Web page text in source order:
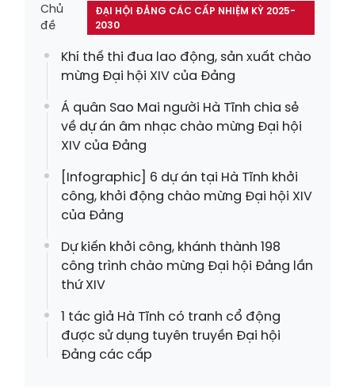
Chủ
đề
ĐẠI HỘI ĐẢNG CÁC CẤP NHIỆM KỲ 2025-
2030
Khí thế thi đua lao động, sản xuất chào
mừng Đại hội XIV của Đảng
Á quân Sao Mai người Hà Tĩnh chia sẻ
về dự án âm nhạc chào mừng Đại hội
XIV của Đảng
[Infographic] 6 dự án tại Hà Tĩnh khởi
công, khởi động chào mừng Đại hội XIV
của Đảng
Dự kiến khởi công, khánh thành 198
công trình chào mừng Đại hội Đảng lần
thứ XIV
1 tác giả Hà Tĩnh có tranh cổ động
được sử dụng tuyên truyền Đại hội
Đảng các cấp